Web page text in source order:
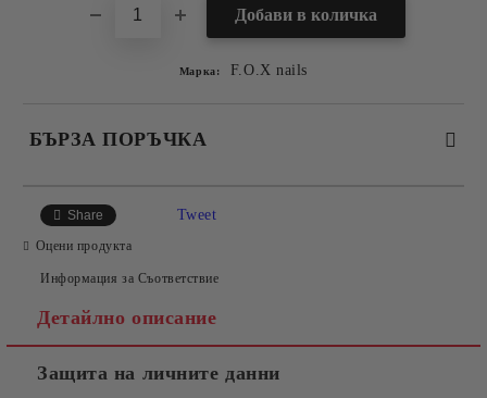
Марка: F.O.X nails
БЪРЗА ПОРЪЧКА
Съгласен съм с
Ние ще се свържем с вас в рамките на работния ден.
Share Tweet
Оцени продукта
Информация за Съответствие
Детайлно описание
Защита на личните данни